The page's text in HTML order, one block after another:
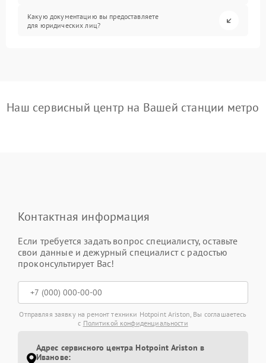
Какую документацию вы предоставляете
для юридических лиц?
Наш сервисный центр на Вашей станции метро
Контактная информация
Если требуется задать вопрос специалисту, оставьте
свои данные и дежурный специалист с радостью
проконсультирует Вас!
Отправляя заявку на ремонт техники Hotpoint Ariston, Вы соглашаетесь
с Политикой конфиденциальности
Адрес сервисного центра Hotpoint Ariston в
Иванове: